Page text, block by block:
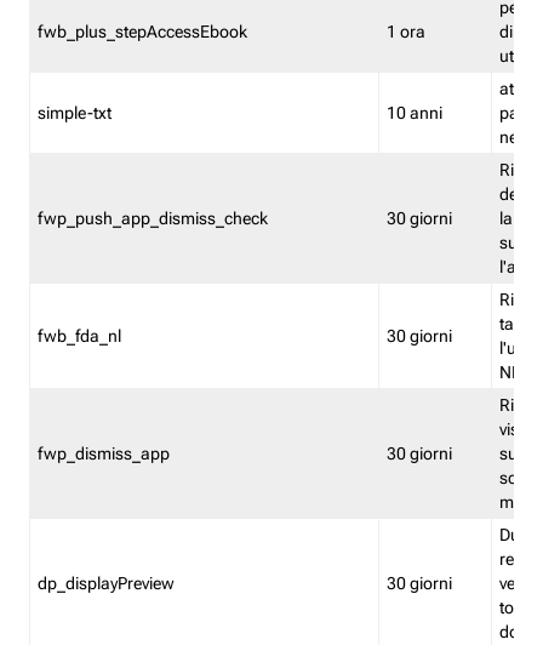
fwb_plus_stepAccessEbook 1 ora
di un
simple-txt 10 anni
attiva
fwp_push_app_dismiss_check 30 giorni
la
fwb_fda_nl 30 giorni
NL
fwp_dismiss_app 30 giorni
visto
dp_displayPreview 30 giorni
torna
dopo